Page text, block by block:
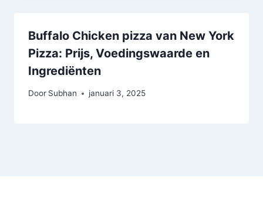
Buffalo Chicken pizza van New York
Pizza: Prijs, Voedingswaarde en
Ingrediënten
Door Subhan januari 3, 2025